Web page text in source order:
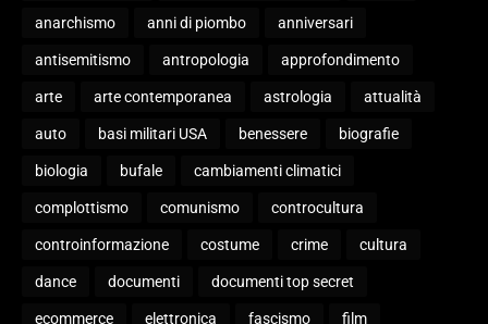
anarchismo anni di piombo anniversari
antisemitismo antropologia approfondimento
arte arte contemporanea astrologia attualità
auto basi militari USA benessere biografie
biologia bufale cambiamenti climatici
complottismo comunismo controcultura
controinformazione costume crime cultura
dance documenti documenti top secret
ecommerce elettronica fascismo film